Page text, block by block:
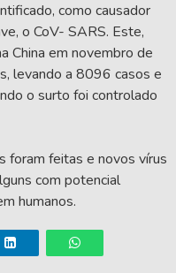
como causador
o CoV- SARS. Este,
China em novembro de
levando a 8096 casos e
o surto foi controlado
foram feitas e novos vírus
com potencial
humanos.